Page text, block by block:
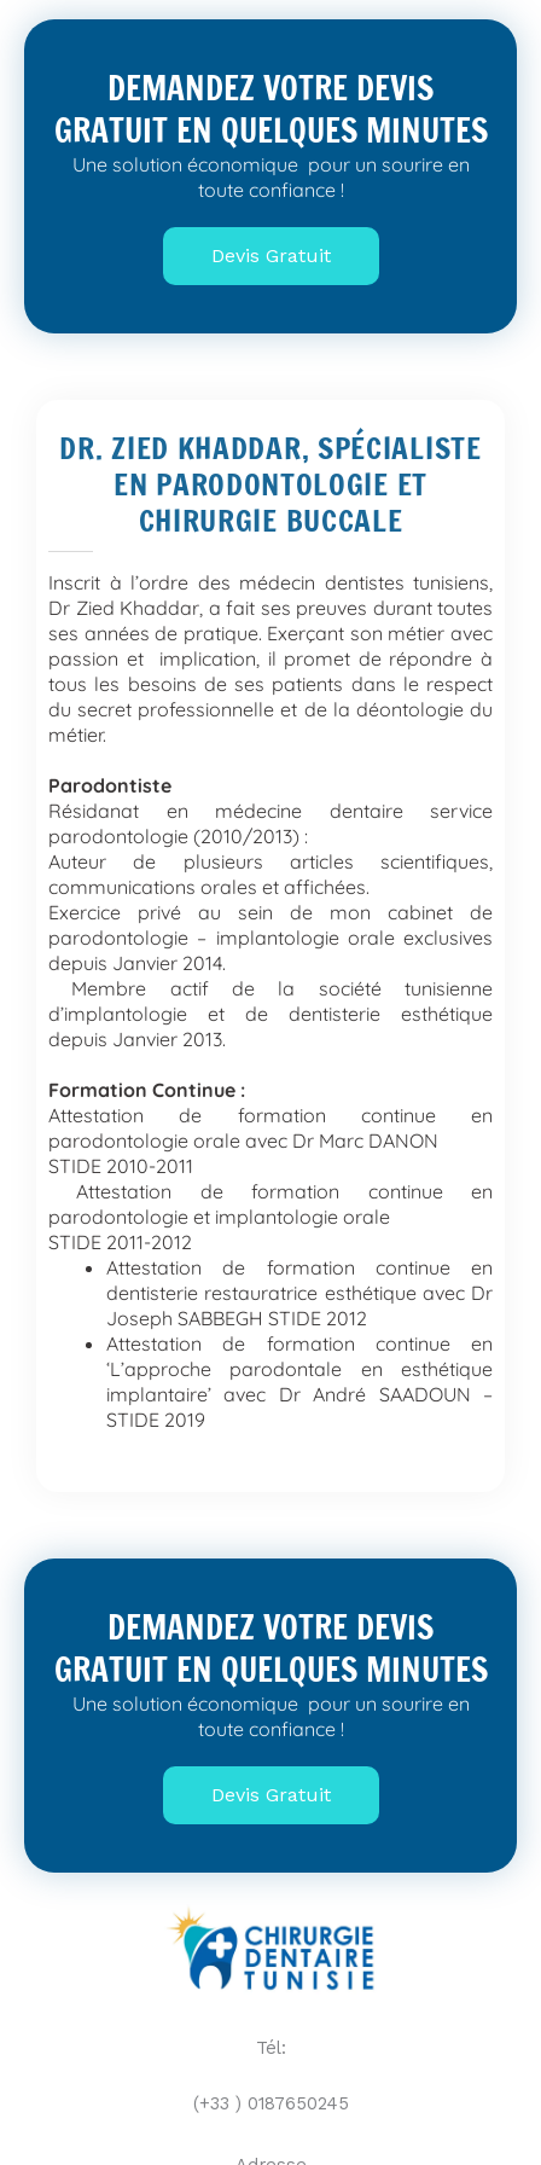
DEMANDEZ VOTRE DEVIS
GRATUIT EN QUELQUES MINUTES
Une solution économique pour un sourire en
toute confiance !
Devis Gratuit
DR. ZIED KHADDAR, SPÉCIALISTE
EN PARODONTOLOGIE ET
CHIRURGIE BUCCALE
Inscrit à l’ordre des médecin dentistes tunisiens,
Dr Zied Khaddar, a fait ses preuves durant toutes
ses années de pratique. Exerçant son métier avec
passion et implication, il promet de répondre à
tous les besoins de ses patients dans le respect
du secret professionnelle et de la déontologie du
métier.
Parodontiste
Résidanat en médecine dentaire service
parodontologie (2010/2013) :
Auteur de plusieurs articles scientifiques,
communications orales et affichées.
Exercice privé au sein de mon cabinet de
parodontologie – implantologie orale exclusives
depuis Janvier 2014.
Membre actif de la société tunisienne
d’implantologie et de dentisterie esthétique
depuis Janvier 2013.
Formation Continue :
Attestation de formation continue en
parodontologie orale avec Dr Marc DANON
STIDE 2010-2011
Attestation de formation continue en
parodontologie et implantologie orale
STIDE 2011-2012
Attestation de formation continue en
dentisterie restauratrice esthétique avec Dr
Joseph SABBEGH STIDE 2012
Attestation de formation continue en
‘L’approche parodontale en esthétique
implantaire’ avec Dr André SAADOUN –
STIDE 2019
DEMANDEZ VOTRE DEVIS
GRATUIT EN QUELQUES MINUTES
Une solution économique pour un sourire en
toute confiance !
Devis Gratuit
Tél:
(+33 ) 0187650245